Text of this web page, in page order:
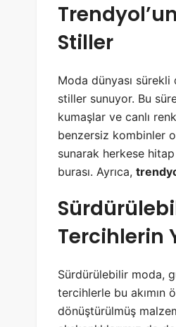
Stiller
Moda dünyası sürekli
stiller sunuyor. Bu
kumaşlar ve canlı
benzersiz kombinler
sunarak herkese
burası. Ayrıca,
Tercihlerin
Sürdürülebilir moda,
tercihlerle bu akımın
dönüştürülmüş